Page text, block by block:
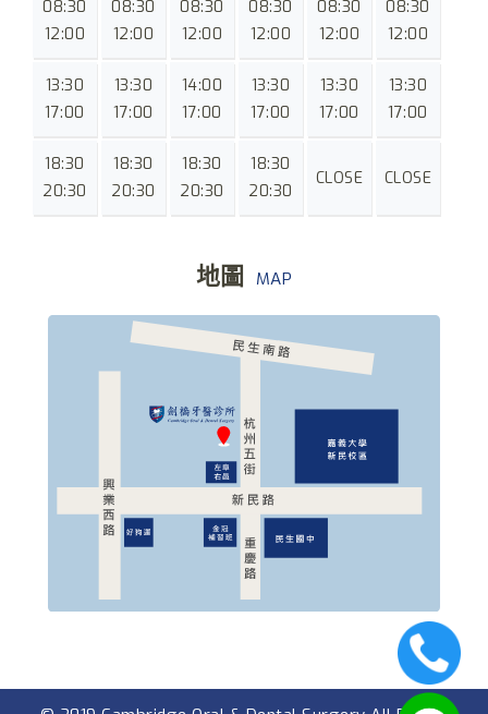
08:30
12:00
08:30
12:00
08:30
12:00
08:30
12:00
08:30
12:00
08:30
12:00
13:30
17:00
13:30
17:00
14:00
17:00
13:30
17:00
13:30
17:00
13:30
17:00
18:30
20:30
18:30
20:30
18:30
20:30
18:30
20:30
CLOSE CLOSE
地圖 MAP